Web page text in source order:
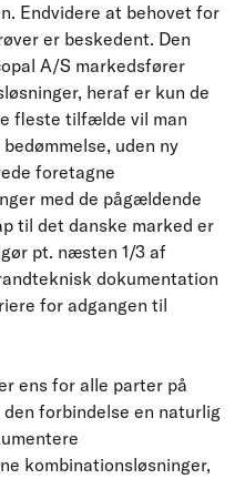
Endvidere at behovet for
er beskedent. Den
A/S markedsfører
heraf er kun de
fleste tilfælde vil man
uden ny
foretagne
med de pågældende
til det danske marked er
pt. næsten 1/3 af
dokumentation
for adgangen til
ens for alle parter på
forbindelse en naturlig
kombinationsløsninger,